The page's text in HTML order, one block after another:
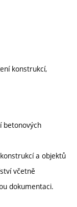
konstrukcí,
betonových
a objektů
včetně
dokumentaci.